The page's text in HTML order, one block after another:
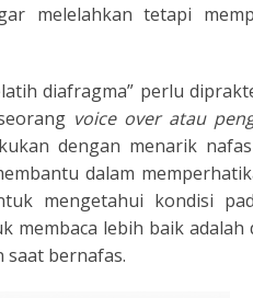
melelahkan tetapi
diafragma” perlu
voice over atau
dengan menarik
dalam
mengetahui kondisi
membaca lebih baik
saat bernafas.